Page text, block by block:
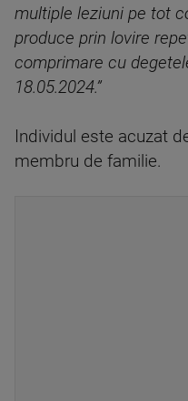
multiple leziuni pe tot
produce prin lovire
comprimare cu
18.05.2024.”
Individul este acuzat
membru de familie.